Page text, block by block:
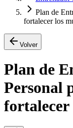
Plan de
fortalecer los
Volver
Plan de
Personal
fortalecer